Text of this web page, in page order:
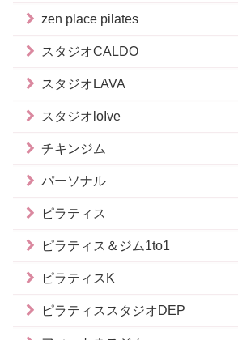
zen place pilates
スタジオCALDO
スタジオLAVA
スタジオloIve
チキンジム
パーソナル
ピラティス
ピラティス＆ジム1to1
ピラティスK
ピラティススタジオDEP